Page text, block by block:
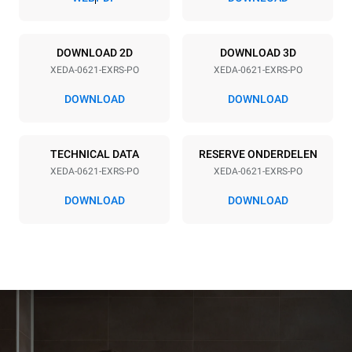
Voltage
380-415V 3N~ / 220-240V
3~
Electric power
23,1 kW
50 / 60 Hz NIET INBEGREPEN
door de oven worden
DOWNLOAD 2D
XEDA-0621-EXRS-PO
DOWNLOAD
DOWNLOAD 3D
XEDA-0621-EXRS-PO
DOWNLOAD
TECHNICAL DATA
XEDA-0621-EXRS-PO
DOWNLOAD
RESERVE ONDERDELEN
XEDA-0621-EXRS-PO
DOWNLOAD